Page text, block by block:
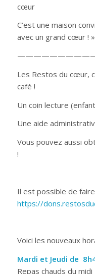
cœur
C’est une maison
avec un grand cœur ! »
Les Restos du cœur,
café !
Un coin lecture
Une aide
Vous pouvez aussi
!
Il est possible de
https://
Voici les nouveaux
Mardi et Jeudi de
Repas chauds du midi